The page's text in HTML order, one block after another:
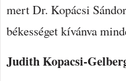
mert Dr. Kopácsi
békességet kívánva
Judith Kopacsi-